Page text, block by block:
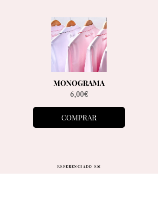
MONOGRAMA
6,00€Preço
COMPRAR
REFERENCIADO EM